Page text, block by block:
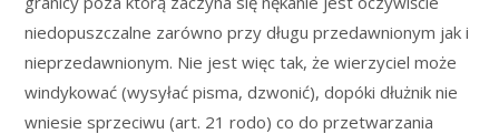
niedopuszczalne zarówno przy długu przedawnionym jak i
nieprzedawnionym. Nie jest więc tak, że wierzyciel może
windykować (wysyłać pisma, dzwonić), dopóki dłużnik nie
wniesie sprzeciwu (art. 21 rodo) co do przetwarzania